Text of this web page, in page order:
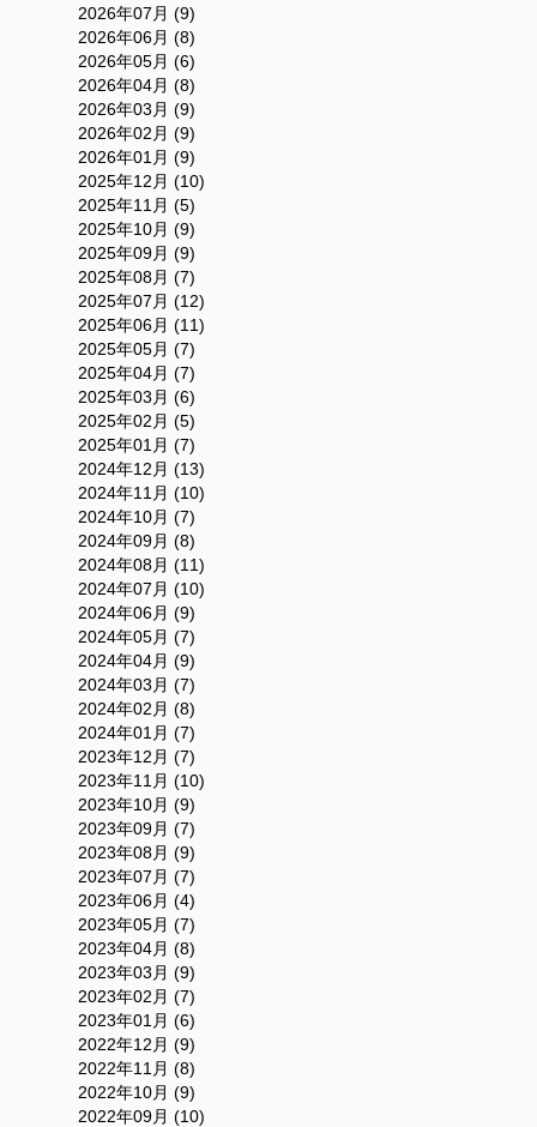
2026年07月 (9)
2026年06月 (8)
2026年05月 (6)
2026年04月 (8)
2026年03月 (9)
2026年02月 (9)
2026年01月 (9)
2025年12月 (10)
2025年11月 (5)
2025年10月 (9)
2025年09月 (9)
2025年08月 (7)
2025年07月 (12)
2025年06月 (11)
2025年05月 (7)
2025年04月 (7)
2025年03月 (6)
2025年02月 (5)
2025年01月 (7)
2024年12月 (13)
2024年11月 (10)
2024年10月 (7)
2024年09月 (8)
2024年08月 (11)
2024年07月 (10)
2024年06月 (9)
2024年05月 (7)
2024年04月 (9)
2024年03月 (7)
2024年02月 (8)
2024年01月 (7)
2023年12月 (7)
2023年11月 (10)
2023年10月 (9)
2023年09月 (7)
2023年08月 (9)
2023年07月 (7)
2023年06月 (4)
2023年05月 (7)
2023年04月 (8)
2023年03月 (9)
2023年02月 (7)
2023年01月 (6)
2022年12月 (9)
2022年11月 (8)
2022年10月 (9)
2022年09月 (10)